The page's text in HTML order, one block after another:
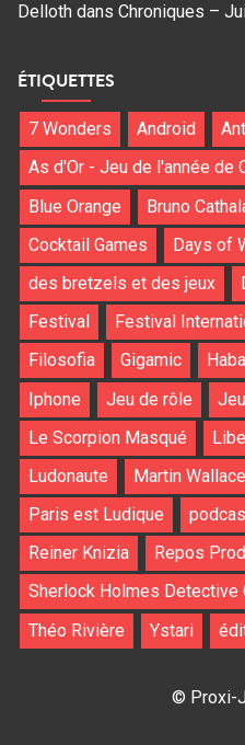
Delloth dans Chroniques –
ÉTIQUETTES
7 Wonders Android
As d'Or - Jeu de l'année de
Blue Orange
Bruno
Cocktail Games
Days of
des bretzels et des jeux
Festival
Festival
Filosofia
Gigamic Haba
Iphone
Jeu de rôle
Le Scorpion Masqué
Ludonaute
Martin Wallace
Paris est Ludique
Reiner Knizia
Repos
Sherlock Holmes Detective
Théo Rivière
Ystari
© Proxi-